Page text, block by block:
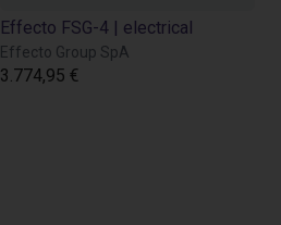
Effecto FSG-4 | electrical
Effecto Group SpA
3.774,95 €